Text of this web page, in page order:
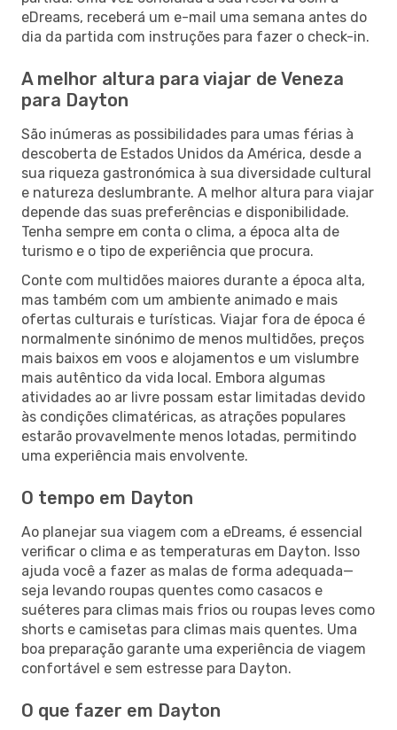
eDreams, receberá um e-mail uma semana antes do
dia da partida com instruções para fazer o check-in.
A melhor altura para viajar de Veneza
para Dayton
São inúmeras as possibilidades para umas férias à
descoberta de Estados Unidos da América, desde a
sua riqueza gastronómica à sua diversidade cultural
e natureza deslumbrante. A melhor altura para viajar
depende das suas preferências e disponibilidade.
Tenha sempre em conta o clima, a época alta de
turismo e o tipo de experiência que procura.
Conte com multidões maiores durante a época alta,
mas também com um ambiente animado e mais
ofertas culturais e turísticas. Viajar fora de época é
normalmente sinónimo de menos multidões, preços
mais baixos em voos e alojamentos e um vislumbre
mais autêntico da vida local. Embora algumas
atividades ao ar livre possam estar limitadas devido
às condições climatéricas, as atrações populares
estarão provavelmente menos lotadas, permitindo
uma experiência mais envolvente.
O tempo em Dayton
Ao planejar sua viagem com a eDreams, é essencial
verificar o clima e as temperaturas em Dayton. Isso
ajuda você a fazer as malas de forma adequada—
seja levando roupas quentes como casacos e
suéteres para climas mais frios ou roupas leves como
shorts e camisetas para climas mais quentes. Uma
boa preparação garante uma experiência de viagem
confortável e sem estresse para Dayton.
O que fazer em Dayton